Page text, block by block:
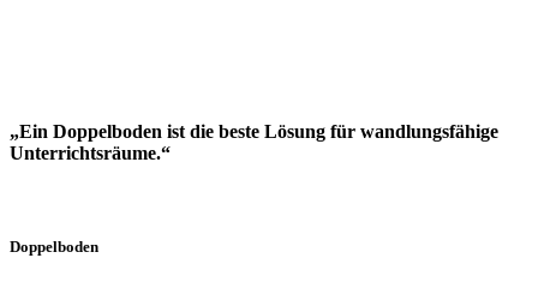
„Ein Doppelboden ist die beste Lösung für wandlungsfähige
Unterrichtsräume.“
Doppelboden